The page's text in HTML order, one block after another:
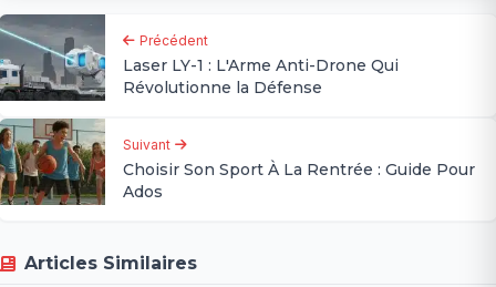
Précédent
Laser LY-1 : L'Arme Anti-Drone Qui
Révolutionne la Défense
Suivant
Choisir Son Sport À La Rentrée : Guide Pour
Ados
Articles Similaires